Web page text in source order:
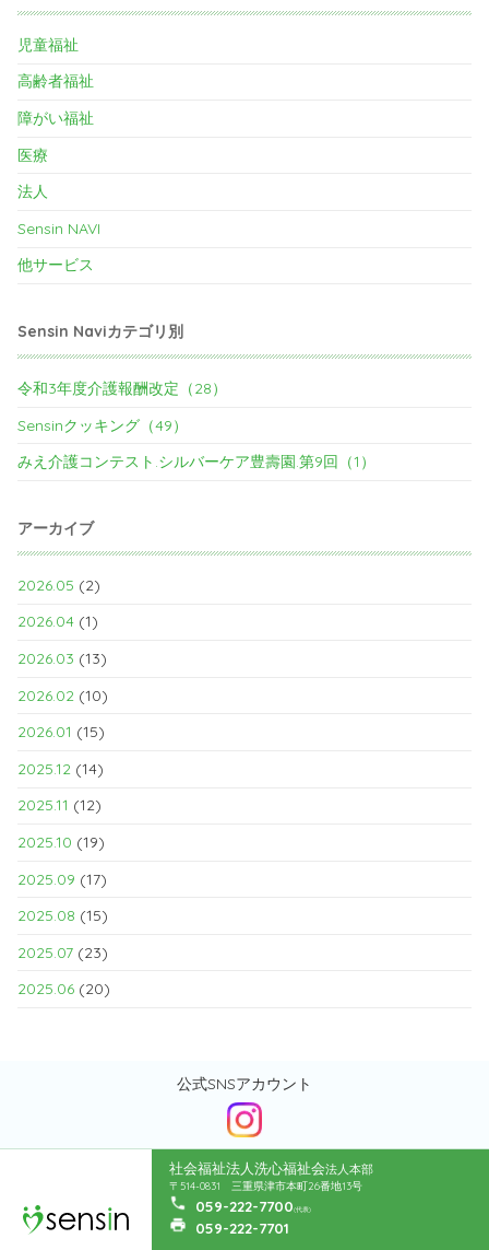
児童福祉
高齢者福祉
障がい福祉
医療
法人
Sensin NAVI
他サービス
Sensin Naviカテゴリ別
令和3年度介護報酬改定（28）
Sensinクッキング（49）
みえ介護コンテスト.シルバーケア豊壽園.第9回（1）
アーカイブ
2026.05 (2)
2026.04 (1)
2026.03 (13)
2026.02 (10)
2026.01 (15)
2025.12 (14)
2025.11 (12)
2025.10 (19)
2025.09 (17)
2025.08 (15)
2025.07 (23)
2025.06 (20)
公式SNSアカウント
社会福祉法人洗心福祉会法人本部
〒514-0831 三重県津市本町26番地13号
059-222-7700(代表)
059-222-7701